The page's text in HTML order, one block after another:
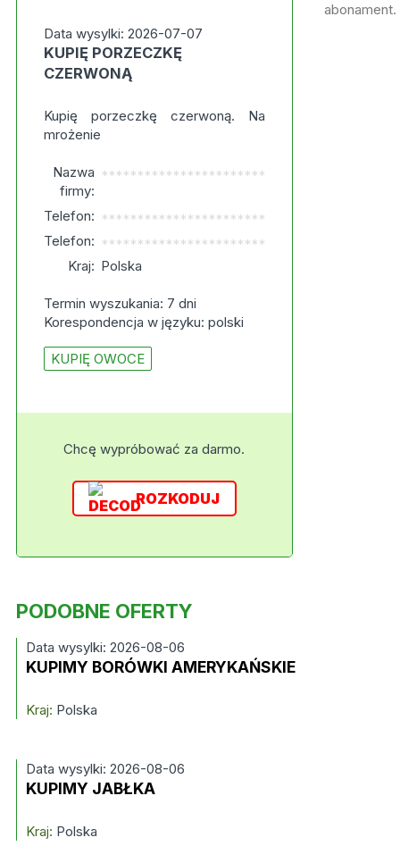
Data wysylki: 2026-07-07
KUPIĘ PORZECZKĘ
CZERWONĄ
Kupię porzeczkę czerwoną. Na
mrożenie
Nazwa
firmy:
***********************
Telefon: ***********************
Telefon: ***********************
Kraj: Polska
Termin wyszukania: 7 dni
Korespondencja w języku: polski
KUPIĘ OWOCE
Chcę wypróbować za darmo.
ROZKODUJ
abonament.
PODOBNE OFERTY
Data wysylki: 2026-08-06
KUPIMY BORÓWKI AMERYKAŃSKIE
Kraj: Polska
Data wysylki: 2026-08-06
KUPIMY JABŁKA
Kraj: Polska